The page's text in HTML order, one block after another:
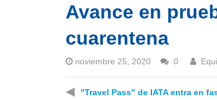
Avance en
cuarentena
noviembre 25, 2020 0
◀ "Travel Pass" de IATA entra en